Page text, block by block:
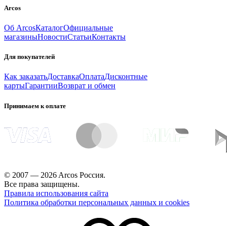
Arcos
Об ArcosКаталогОфициальные
магазиныНовостиСтатьиКонтакты
Для покупателей
Как заказатьДоставкаОплатаДисконтные
картыГарантииВозврат и обмен
Принимаем к оплате
© 2007 — 2026 Arcos Россия.
Все права защищены.
Правила использования сайта
Политика обработки персональных данных и cookies